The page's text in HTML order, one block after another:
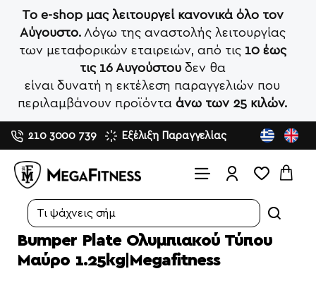
Το e-shop μας λειτουργεί κανονικά όλο τον
Αύγουστο.Λόγω της αναστολής λειτουργίας
των μεταφορικών εταιρειών, από τις 10 έως
τις 16 Αυγούστουδεν θα
είναι δυνατή η εκτέλεση παραγγελιών που
περιλαμβάνουν προϊόντα άνω των 25 κιλών.
210 3000 739 Εξέλιξη Παραγγελίας
Search...
Bumper Plate Ολυμπιακού Τύπου
Μαύρο 1.25kg|Megafitness